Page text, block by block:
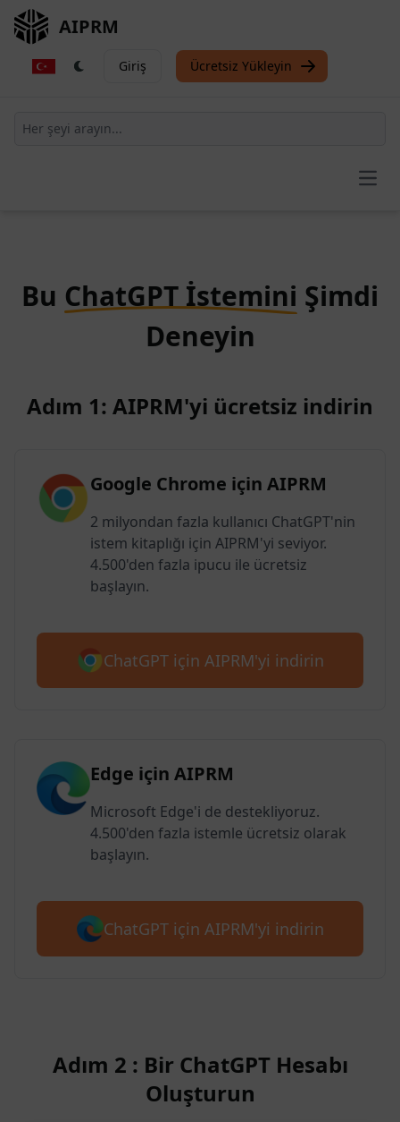
AIPRM
Giriş Ücretsiz Yükleyin
Bu ChatGPT İstemini Şimdi
Deneyin
Adım 1: AIPRM'yi ücretsiz indirin
Google Chrome için AIPRM
2 milyondan fazla kullanıcı ChatGPT'nin
istem kitaplığı için AIPRM'yi seviyor.
4.500'den fazla ipucu ile ücretsiz
başlayın.
ChatGPT için AIPRM'yi indirin
Edge için AIPRM
Microsoft Edge'i de destekliyoruz.
4.500'den fazla istemle ücretsiz olarak
başlayın.
ChatGPT için AIPRM'yi indirin
Adım 2 : Bir ChatGPT Hesabı
Oluşturun